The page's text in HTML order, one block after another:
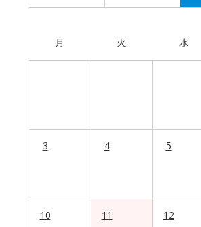
月 火 水
3 4 5
10 11 12